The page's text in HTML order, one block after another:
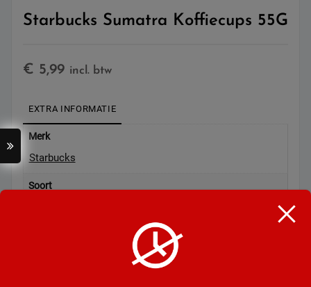
Starbucks Sumatra Koffiecups 55G
€ 5,99 incl. btw
EXTRA INFORMATIE
Merk
Starbucks
Soort